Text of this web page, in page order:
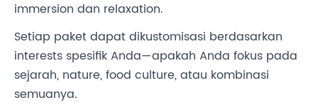
immersion dan relaxation.
Setiap paket dapat dikustomisasi berdasarkan
interests spesifik Anda—apakah Anda fokus pada
sejarah, nature, food culture, atau kombinasi
semuanya.